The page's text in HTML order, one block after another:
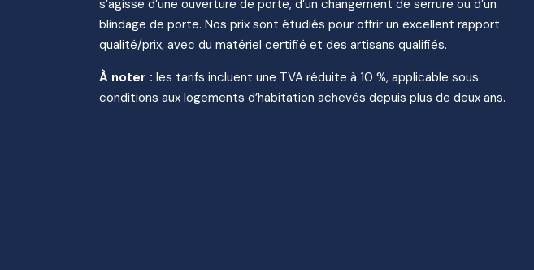
s’agisse d’une ouverture de porte, d’un changement de serrure ou d’un
blindage de porte. Nos prix sont étudiés pour offrir un excellent rapport
qualité/prix, avec du matériel certifié et des artisans qualifiés.
À noter : les tarifs incluent une TVA réduite à 10 %, applicable sous
conditions aux logements d’habitation achevés depuis plus de deux ans.